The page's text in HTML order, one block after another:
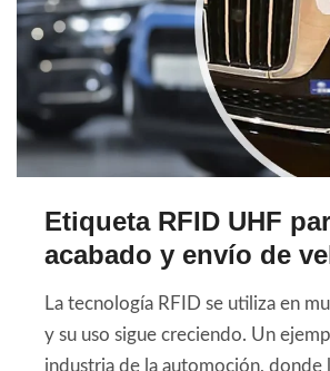
Etiqueta RFID UHF
acabado y envío de
La tecnología RFID se utiliza en
y su uso sigue creciendo. Un
industria de la automoción, donde